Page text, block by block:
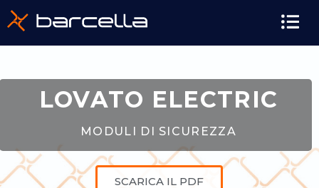
LOVATO ELECTRIC
MODULI DI SICUREZZA
SCARICA IL PDF